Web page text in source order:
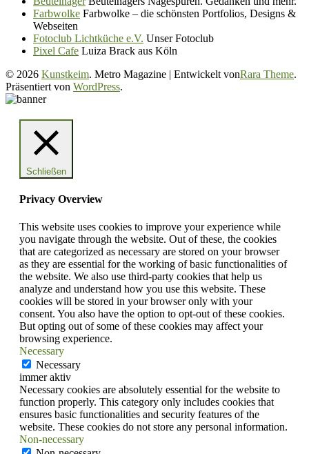
Farbwolke Farbwolke – die schönsten Portfolios, Designs &
Webseiten
Fotoclub Lichtküche e.V. Unser Fotoclub
Pixel Cafe Luiza Brack aus Köln
© 2026 Kunstkeim. Metro Magazine | Entwickelt vonRara Theme.
Präsentiert von WordPress.
Schließen
Privacy Overview
This website uses cookies to improve your experience while
you navigate through the website. Out of these, the cookies
that are categorized as necessary are stored on your browser
as they are essential for the working of basic functionalities of
the website. We also use third-party cookies that help us
analyze and understand how you use this website. These
cookies will be stored in your browser only with your
consent. You also have the option to opt-out of these cookies.
But opting out of some of these cookies may affect your
browsing experience.
Necessary
Necessary
immer aktiv
Necessary cookies are absolutely essential for the website to
function properly. This category only includes cookies that
ensures basic functionalities and security features of the
website. These cookies do not store any personal information.
Non-necessary